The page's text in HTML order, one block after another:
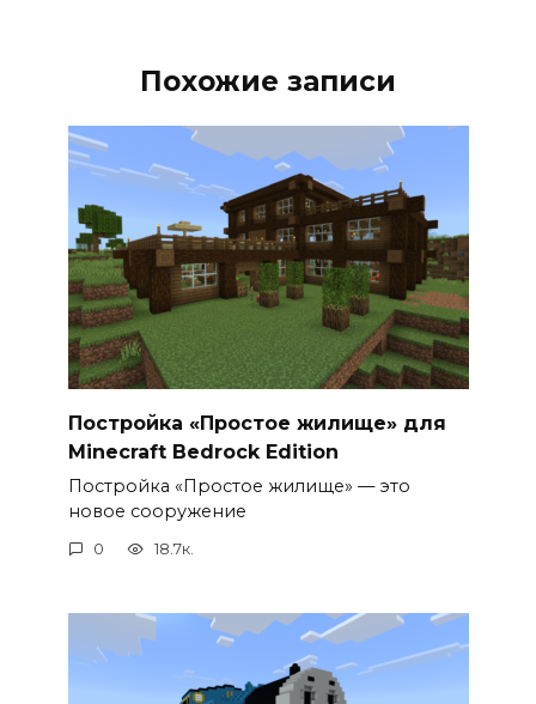
Похожие записи
Постройка «Простое жилище» для
Minecraft Bedrock Edition
Постройка «Простое жилище» — это
новое сооружение
0 18.7к.